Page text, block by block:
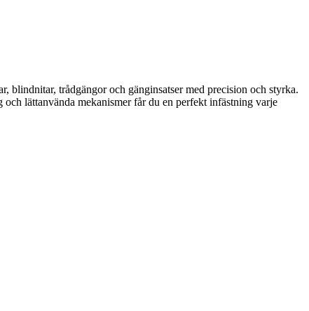
trådgängor och gänginsatser med precision och styrka.
lättanvända mekanismer får du en perfekt infästning varje